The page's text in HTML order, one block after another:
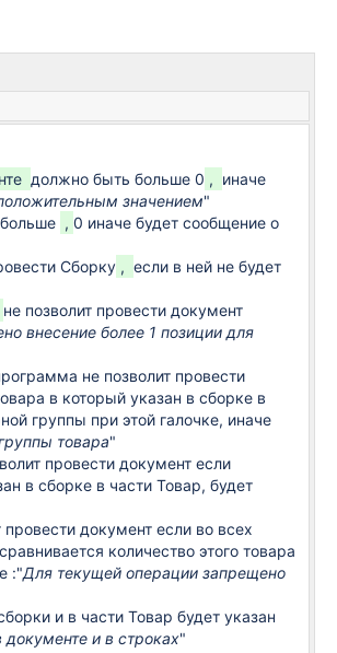
должно быть больше 0 , иначе
значением"
, 0 иначе будет сообщение о
Сборку , если в ней не будет
не позволит провести документ
внесение более 1 позиции для
не позволит провести
в который указан в сборке в
группы при этой галочке, иначе
товара"
провести документ если
в сборке в части Товар, будет
документ если во всех
сравнивается количество этого товара
:"Для текущей операции запрещено
и в части Товар будет указан
и в строках"